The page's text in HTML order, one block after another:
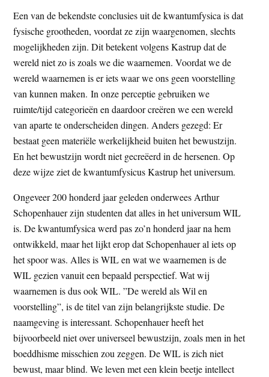
t
e
Een van de bekendste conclusies uit de kwantumfysica is dat
fysische grootheden, voordat ze zijn waargenomen, slechts
mogelijkheden zijn. Dit betekent volgens Kastrup dat de
wereld niet zo is zoals we die waarnemen. Voordat we de
wereld waarnemen is er iets waar we ons geen voorstelling
van kunnen maken. In onze perceptie gebruiken we
ruimte/tijd categorieën en daardoor creëren we een wereld
van aparte te onderscheiden dingen. Anders gezegd: Er
bestaat geen materiële werkelijkheid buiten het bewustzijn.
En het bewustzijn wordt niet gecreëerd in de hersenen. Op
deze wijze ziet de kwantumfysicus Kastrup het universum.
Ongeveer 200 honderd jaar geleden onderwees Arthur
Schopenhauer zijn studenten dat alles in het universum WIL
is. De kwantumfysica werd pas zo’n honderd jaar na hem
ontwikkeld, maar het lijkt erop dat Schopenhauer al iets op
het spoor was. Alles is WIL en wat we waarnemen is de
WIL gezien vanuit een bepaald perspectief. Wat wij
waarnemen is dus ook WIL. ”De wereld als Wil en
voorstelling”, is de titel van zijn belangrijkste studie. De
naamgeving is interessant. Schopenhauer heeft het
bijvoorbeeld niet over universeel bewustzijn, zoals men in het
boeddhisme misschien zou zeggen. De WIL is zich niet
bewust, maar blind. We leven met een klein beetje intellect